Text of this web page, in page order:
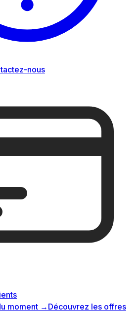
nous
moment → Découvrez les offres